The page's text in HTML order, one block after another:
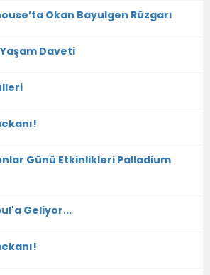
Okan Bayulgen Rüzgarı
Yaşam Daveti
Günü Etkinlikleri Palladium
Geliyor...